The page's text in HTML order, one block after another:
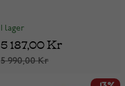
I lager
5 990,00 Kr
5 187,00 Kr